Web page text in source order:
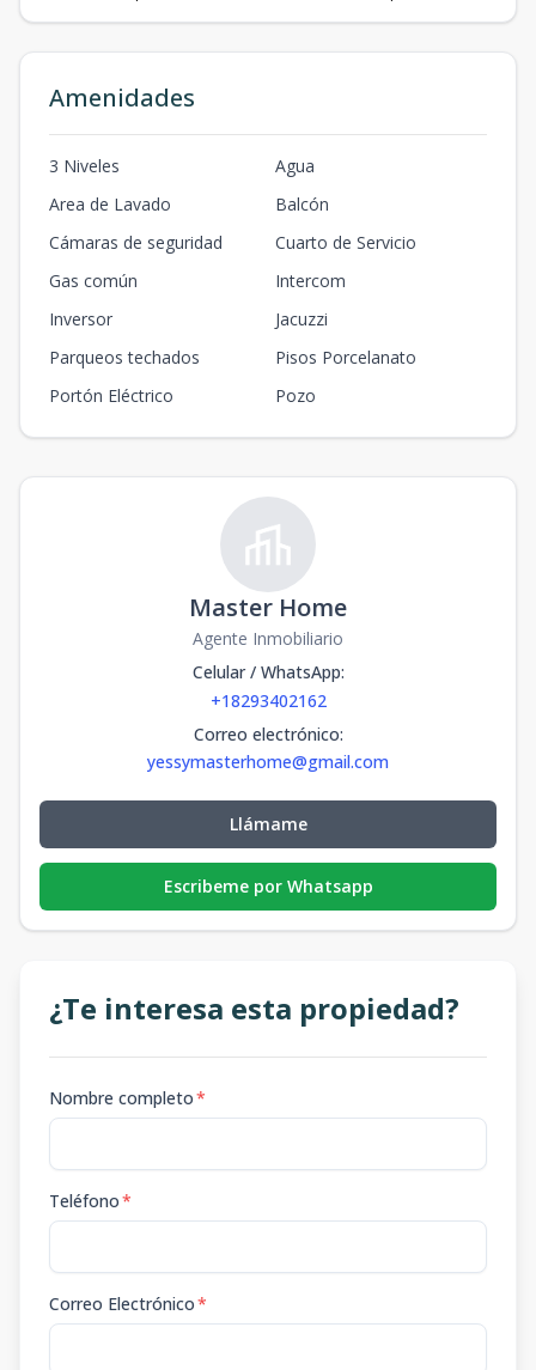
Amenidades
3 Niveles
Agua
Area de Lavado
Balcón
Cámaras de seguridad
Cuarto de Servicio
Gas común
Intercom
Inversor
Jacuzzi
Parqueos techados
Pisos Porcelanato
Portón Eléctrico
Pozo
Master Home
Agente Inmobiliario
Celular / WhatsApp:
+18293402162
Correo electrónico:
yessymasterhome@gmail.com
Llámame
Escribeme por Whatsapp
¿Te interesa esta propiedad?
Nombre completo*
Teléfono*
Correo Electrónico*